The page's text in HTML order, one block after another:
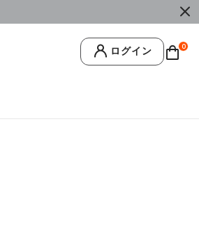
￥
ログイン 0